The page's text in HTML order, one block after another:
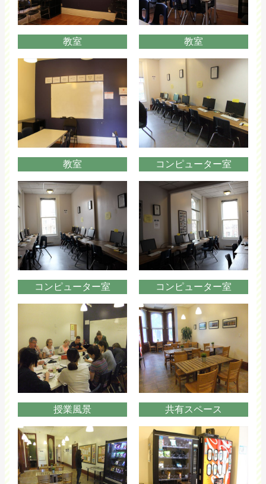
教室 教室
教室 コンピューター室
コンピューター室 コンピューター室
授業風景 共有スペース